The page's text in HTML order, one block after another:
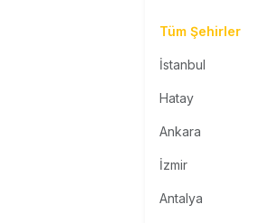
Tüm Şehirler
İstanbul
Hatay
Ankara
İzmir
Antalya